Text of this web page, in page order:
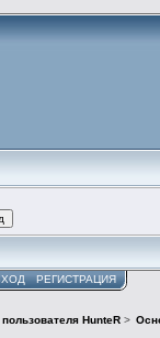
РЕГИСТРАЦИЯ
HunteR >